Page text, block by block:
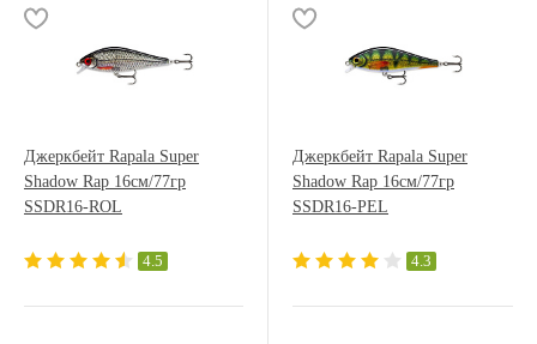
Джеркбейт Rapala Super
Shadow Rap 16см/77гр
SSDR16-ROL
4.5
Джеркбейт Rapala Super
Shadow Rap 16см/77гр
SSDR16-PEL
4.3